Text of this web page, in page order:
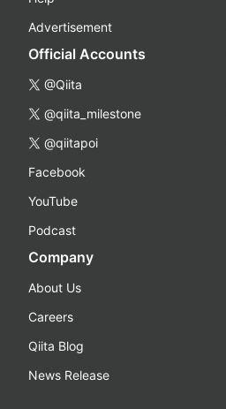
Advertisement
Official Accounts
@Qiita
@qiita_milestone
@qiitapoi
Facebook
YouTube
Podcast
Company
About Us
Careers
Qiita Blog
News Release